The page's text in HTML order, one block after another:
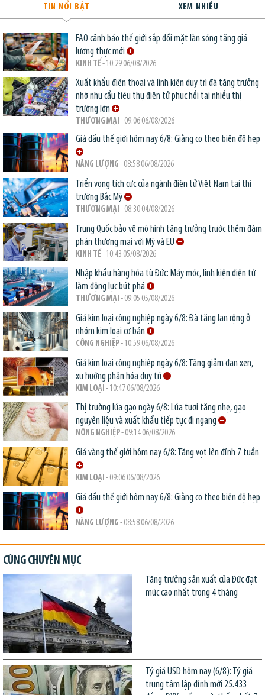
TIN NỔI BẬT XEM NHIỀU
FAO cảnh báo thế giới sắp đối mặt làn sóng tăng giá
lương thực mới
KINH TẾ- 10:29 06/08/2026
Xuất khẩu điện thoại và linh kiện duy trì đà tăng trưởng
nhờ nhu cầu tiêu thụ điện tử phục hồi tại nhiều thị
trường lớn
THƯƠNG MẠI - 09:06 06/08/2026
Giá dầu thế giới hôm nay 6/8: Giằng co theo biên độ hẹp
NĂNG LƯỢNG - 08:58 06/08/2026
Triển vọng tích cực của ngành điện tử Việt Nam tại thị
trường Bắc Mỹ
THƯƠNG MẠI - 08:30 04/08/2026
Trung Quốc bảo vệ mô hình tăng trưởng trước thềm đàm
phán thương mại với Mỹ và EU
KINH TẾ- 10:43 05/08/2026
Nhập khẩu hàng hóa từ Đức: Máy móc, linh kiện điện tử
làm động lực bứt phá
THƯƠNG MẠI - 09:05 05/08/2026
Giá kim loại công nghiệp ngày 6/8: Đà tăng lan rộng ở
nhóm kim loại cơ bản
CÔNG NGHIỆP- 10:59 06/08/2026
Giá kim loại công nghiệp ngày 6/8: Tăng giảm đan xen,
xu hướng phân hóa duy trì
KIM LOẠI - 10:47 06/08/2026
Thị trường lúa gạo ngày 6/8: Lúa tươi tăng nhẹ, gạo
nguyên liệu và xuất khẩu tiếp tục đi ngang
NÔNG NGHIỆP- 09:14 06/08/2026
Giá vàng thế giới hôm nay 6/8: Tăng vọt lên đỉnh 7 tuần
KIM LOẠI - 09:06 06/08/2026
Giá dầu thế giới hôm nay 6/8: Giằng co theo biên độ hẹp
NĂNG LƯỢNG - 08:58 06/08/2026
CÙNG CHUYÊN MỤC
Tăng trưởng sản xuất của Đức đạt
mức cao nhất trong 4 tháng
Tỷ giá USD hôm nay (6/8): Tỷ giá
trung tâm lập đỉnh mới 25.433